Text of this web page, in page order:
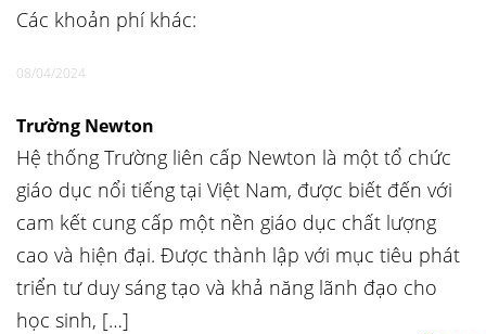
Các khoản phí khác:
08/04/2024
Trường Newton
Hệ thống Trường liên cấp Newton là một tổ chức
giáo dục nổi tiếng tại Việt Nam, được biết đến với
cam kết cung cấp một nền giáo dục chất lượng
cao và hiện đại. Được thành lập với mục tiêu phát
triển tư duy sáng tạo và khả năng lãnh đạo cho
học sinh, […]